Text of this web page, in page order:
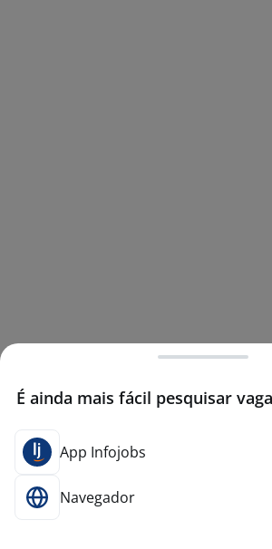
É ainda mais fácil pesquisar
App Infojobs
Navegador